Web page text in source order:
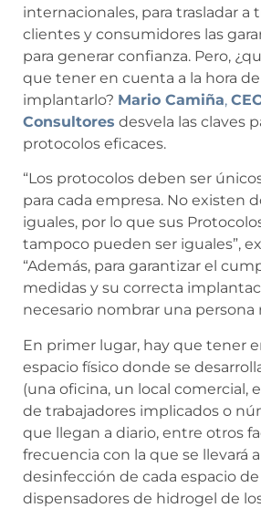
internacionales, para trasladar a
clientes y consumidores las
para generar confianza. Pero,
que tener en cuenta a la hora
implantarlo? Mario Camiña,
Consultores desvela las claves
protocolos eficaces.
“Los protocolos deben ser
para cada empresa. No existen
iguales, por lo que sus
tampoco pueden ser iguales”,
“Además, para garantizar el
medidas y su correcta
necesario nombrar una persona
En primer lugar, hay que tener
espacio físico donde se
(una oficina, un local comercial,
de trabajadores implicados o
que llegan a diario, entre otros
frecuencia con la que se llevará
desinfección de cada espacio
dispensadores de hidrogel de